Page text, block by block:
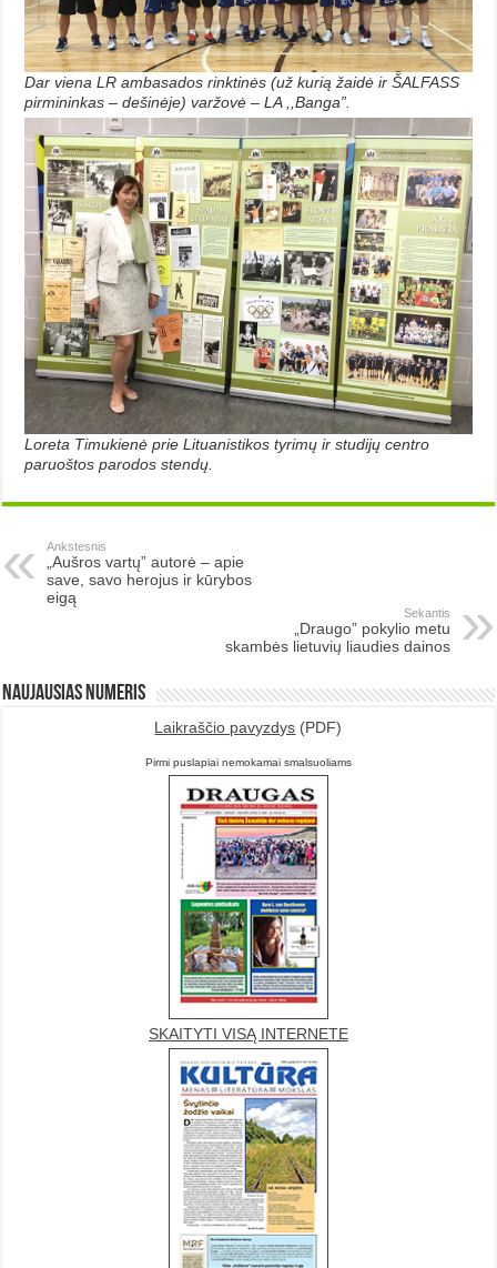
Dar viena LR ambasados rinktinės (už kurią žaidė ir ŠALFASS
pirmininkas – dešinėje) varžovė – LA ,,Banga”.
Loreta Timukienė prie Lituanistikos tyrimų ir studijų centro
paruoštos parodos stendų.
Ankstesnis
„Aušros vartų” autorė – apie
save, savo herojus ir kūrybos
eigą
Sekantis
„Draugo” pokylio metu
skambės lietuvių liaudies dainos
Naujausias numeris
Laikraščio pavyzdys (PDF)
Pirmi puslapiai nemokamai smalsuoliams
SKAITYTI VISĄ INTERNETE